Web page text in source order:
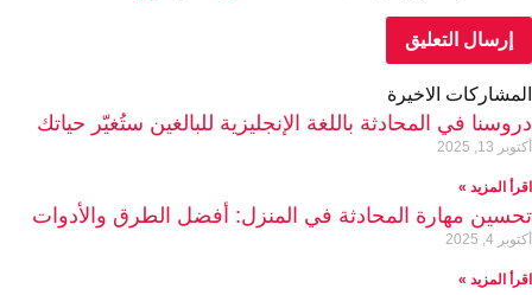
المشاركات الاخيرة
دروسنا في المحادثة باللغة الإنجليزية للبالغين ستُغيّر حياتك
أكتوبر 13, 2025
اقرأ المزيد »
تحسين مهارة المحادثة في المنزل: أفضل الطرق والأدوات
أكتوبر 4, 2025
اقرأ المزيد »